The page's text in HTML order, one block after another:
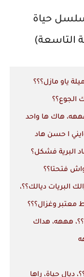
(40) من مسلسل حياة
ياو مازل؟؟؟
الجوع؟؟
هاك ها واحد
وايني ا حسن هاد
البرية فشكل؟
فتحتا؟؟
البريات ديالك؟؟،
معتبر وغزال؟؟؟
هههه، هداك
حياة، راها